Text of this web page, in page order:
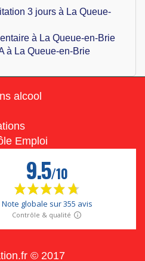
3 jours à La Queue-
à La Queue-en-Brie
à La Queue-en-Brie
alcool
Emploi
© 2017